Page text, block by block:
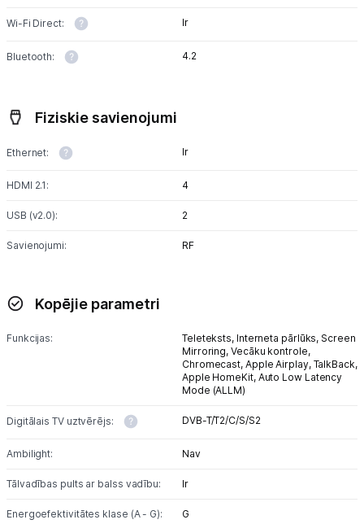
Wi-Fi Direct: Ir
Bluetooth: 4.2
Fiziskie savienojumi
Ethernet: Ir
HDMI 2.1: 4
USB (v2.0): 2
Savienojumi: RF
Kopējie parametri
Funkcijas: Teleteksts, Interneta pārlūks, Screen
Mirroring,Vecāku kontrole,
Chromecast, Apple Airplay, TalkBack,
Apple HomeKit, Auto Low Latency
Mode (ALLM)
Digitālais TV uztvērējs: DVB-T/T2/C/S/S2
Ambilight: Nav
Tālvadības pults ar balss vadību: Ir
Energoefektivitātes klase (A - G): G